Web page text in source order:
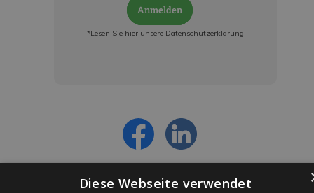
Anmelden
*Lesen Sie hier unsere Datenschutzerklärung
Diese Webseite verwendet